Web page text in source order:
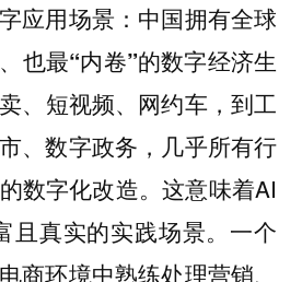
应用场景： 中国拥有全球
也最“内卷”的数字经济生
、短视频、网约车，到工
、数字政务，几乎所有行
数字化改造。这意味着AI
真实的实践场景。 一个
商环境中熟练处理营销、